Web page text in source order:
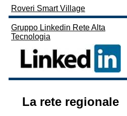
Roveri Smart Village
Gruppo Linkedin Rete Alta
Tecnologia
La rete regionale